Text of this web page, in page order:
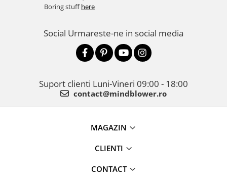
Boring stuffhere
Social Urmareste-ne in social media
Suport clienti Luni-Vineri 09:00 - 18:00
contact@mindblower.ro
MAGAZIN
CLIENTI
CONTACT